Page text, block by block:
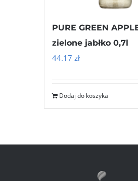
PURE GREEN
zielone jabłko 0,7l
44.17 zł
Dodaj do koszyka